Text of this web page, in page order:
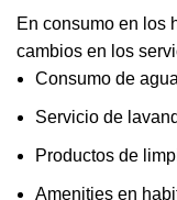
En consumo en los
cambios en los
Consumo de
Servicio de
Productos de
Amenities en